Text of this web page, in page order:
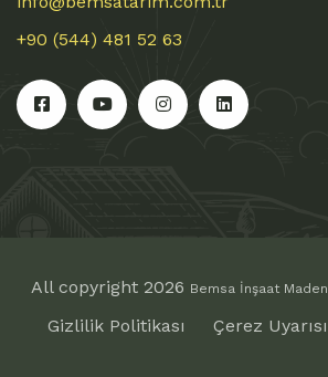
+90 (544) 481 52 63
All copyright 2026 Bemsa İnşaat
Gizlilik Politikası Çerez Uyarısı